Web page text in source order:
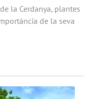
la Cerdanya, plantes
de la seva